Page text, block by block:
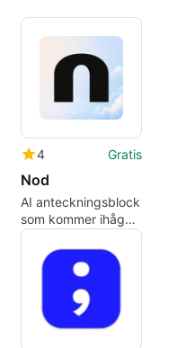
4 Gratis
Nod
AI anteckningsblock
som kommer ihåg
vad du lovade